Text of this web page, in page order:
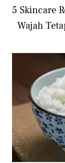
5 Skincare
Wajah